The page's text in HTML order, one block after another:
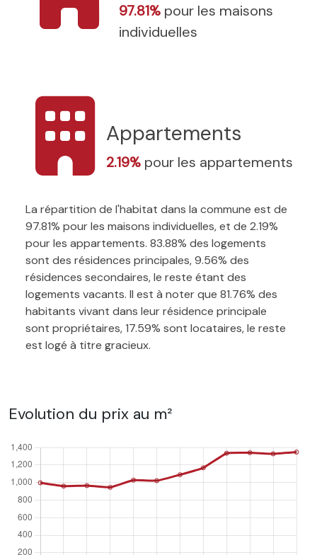
97.81% pour les maisons
individuelles
Appartements
2.19% pour les appartements
La répartition de l'habitat dans la commune est de
97.81% pour les maisons individuelles, et de 2.19%
pour les appartements. 83.88% des logements
sont des résidences principales, 9.56% des
résidences secondaires, le reste étant des
logements vacants. Il est à noter que 81.76% des
habitants vivant dans leur résidence principale
sont propriétaires, 17.59% sont locataires, le reste
est logé à titre gracieux.
Evolution du prix au m²